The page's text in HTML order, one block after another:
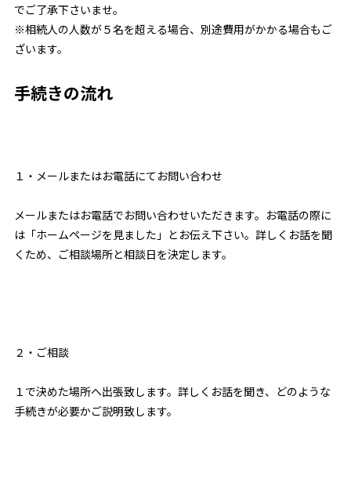
でご了承下さいませ。
※相続人の人数が５名を超える場合、別途費用がかかる場合もご
ざいます。
手続きの流れ
１・メールまたはお電話にてお問い合わせ
メールまたはお電話でお問い合わせいただきます。お電話の際に
は「ホームページを見ました」とお伝え下さい。詳しくお話を聞
くため、ご相談場所と相談日を決定します。
２・ご相談
１で決めた場所へ出張致します。詳しくお話を聞き、どのような
手続きが必要かご説明致します。